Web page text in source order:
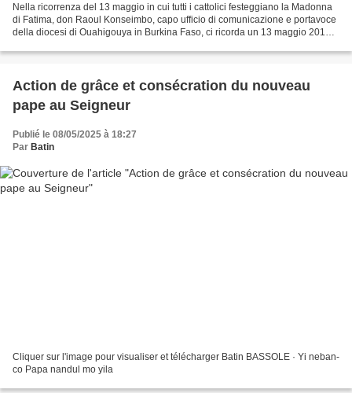
Nella ricorrenza del 13 maggio in cui tutti i cattolici festeggiano la Madonna
di Fatima, don Raoul Konseimbo, capo ufficio di comunicazione e portavoce
della diocesi di Ouahigouya in Burkina Faso, ci ricorda un 13 maggio 2019
Action de grâce et consécration du nouveau
pape au Seigneur
Publié le 08/05/2025 à 18:27
Par Batin
Cliquer sur l'image pour visualiser et télécharger Batin BASSOLE · Yi neban-
co Papa nandul mo yila